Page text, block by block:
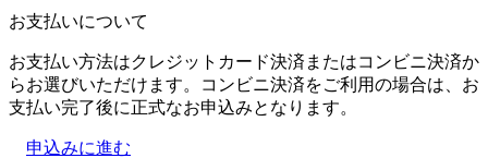
お支払いについて
お支払い方法はクレジットカード決済またはコンビニ決済か
らお選びいただけます。コンビニ決済をご利用の場合は、お
支払い完了後に正式なお申込みとなります。
申込みに進む